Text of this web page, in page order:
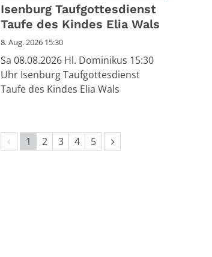
Datum: 8. August 2026
Isenburg Taufgottesdienst
Taufe des Kindes Elia Wals
8. Aug. 2026 15:30
Sa 08.08.2026 Hl. Dominikus 15:30
Uhr Isenburg Taufgottesdienst
Taufe des Kindes Elia Wals
Vorherige Seite
1 2 3 4 5 Nächste Seite